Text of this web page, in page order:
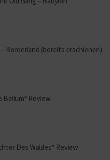
– Borderland (bereits erschienen)
Bellum“ Review
Des Waldes“ Review